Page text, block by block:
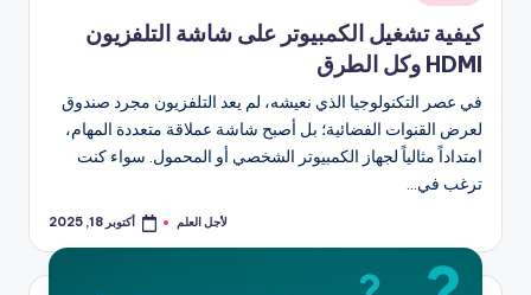
في
كيفية تشغيل الكمبيوتر على شاشة التلفزيون
HDMI وكل الطرق
في عصر التكنولوجيا الذي نعيشه، لم يعد التلفزيون مجرد صندوق
لعرض القنوات الفضائية؛ بل أصبح شاشة عملاقة متعددة المهام،
امتداداً مثالياً لجهاز الكمبيوتر الشخصي أو المحمول. سواء كنت
ترغب في…
تمّ
لأجل العلم أكتوبر 18, 2025